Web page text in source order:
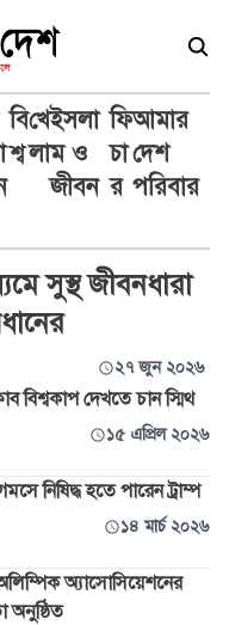
বি
শ্ব
খে
লা
ইসলা
ম ও
জীবন
ফি
চা
র
আমার
দেশ
পরিবার
সুস্থ জীবনধারা
২৭ জুন ২০২৬
বিশ্বকাপ দেখতে চান স্মিথ
১৫ এপ্রিল ২০২৬
নিষিদ্ধ হতে পারেন ট্রাম্প
১৪ মার্চ ২০২৬
অ্যাসোসিয়েশনের
অনুষ্ঠিত